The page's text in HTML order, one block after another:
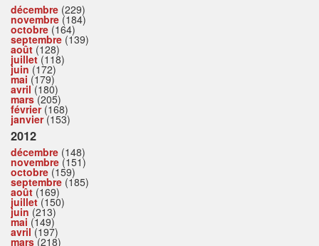
décembre (229)
novembre (184)
octobre (164)
septembre (139)
août (128)
juillet(118)
juin (172)
mai (179)
avril(180)
mars(205)
février(168)
janvier(153)
2012
décembre (148)
novembre (151)
octobre (159)
septembre (185)
août (169)
juillet(150)
juin (213)
mai (149)
avril(197)
mars(218)